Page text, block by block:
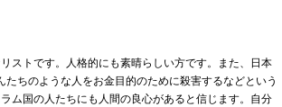
ストです。人格的にも素晴らしい方です。また、日本
ちのような人をお金目的のために殺害するなどという
ム国の人たちにも人間の良心があると信じます。自分